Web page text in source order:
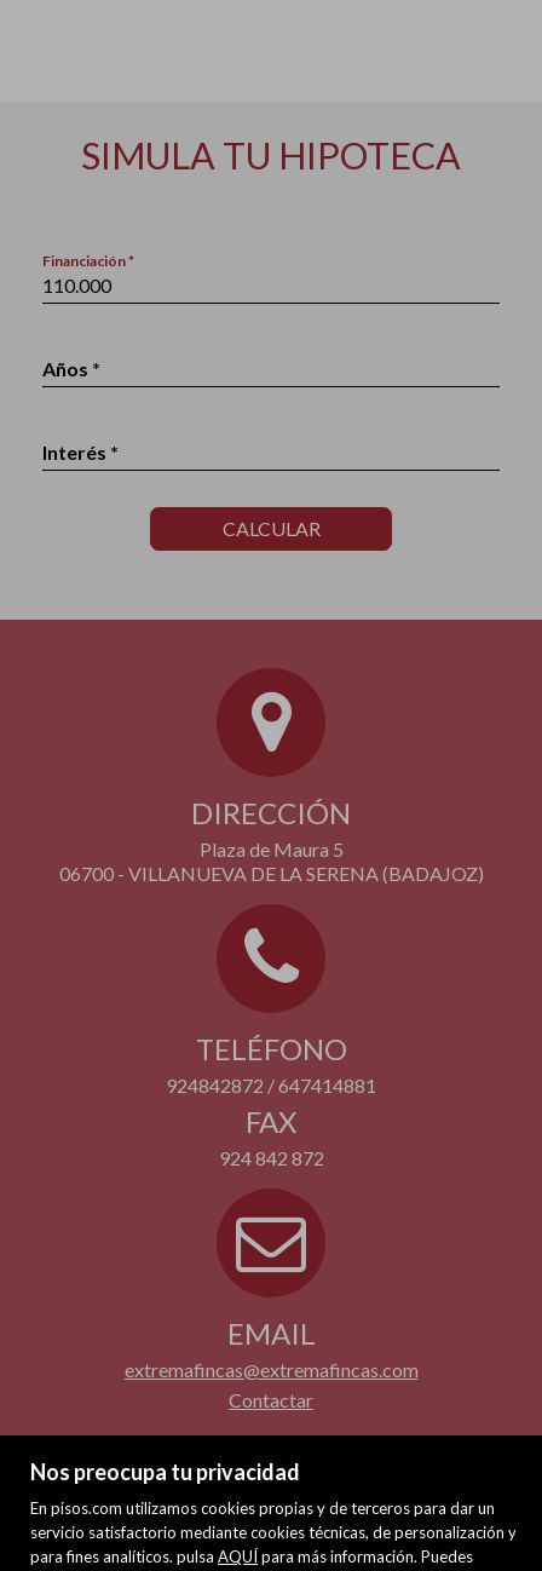
Nos preocupa tu privacidad
En pisos.com utilizamos cookies propias y de terceros para dar un
servicio satisfactorio mediante cookies técnicas, de personalización y
para fines analíticos. pulsa AQUÍ para más información. Puedes
SIMULA TU HIPOTECA
Financiación *
Años *
Interés *
CALCULAR
DIRECCIÓN
Plaza de Maura 5
06700 - VILLANUEVA DE LA SERENA (BADAJOZ)
TELÉFONO
924842872 / 647414881
FAX
924 842 872
EMAIL
extremafincas@extremafincas.com
Contactar